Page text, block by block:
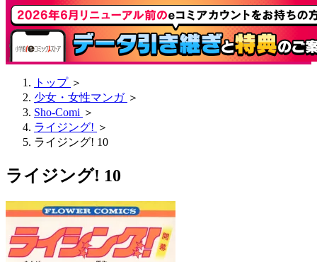
トップ ＞
少女・女性マンガ ＞
Sho-Comi ＞
ライジング! ＞
ライジング! 10
ライジング! 10